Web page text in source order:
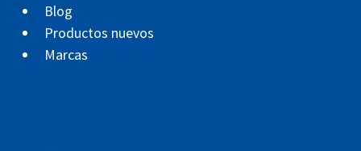
Blog
Productos nuevos
Marcas